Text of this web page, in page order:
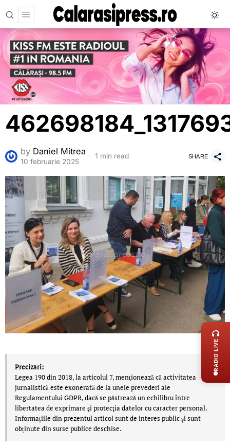
by Daniel Mitrea
10 februarie 2025
1 min read SHARE
Precizări:
Legea 190 din 2018, la articolul 7, menţionează că activitatea
jurnalistică este exonerată de la unele prevederi ale
Regulamentului GDPR, dacă se păstrează un echilibru între
libertatea de exprimare şi protecţia datelor cu caracter personal.
Informațiile din prezentul articol sunt de interes public și sunt
obținute din surse publice deschise.
LIVE
RADIO LIVE